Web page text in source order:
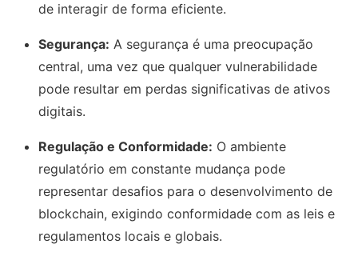
de interagir de forma eficiente.
Segurança: A segurança é uma preocupação
central, uma vez que qualquer vulnerabilidade
pode resultar em perdas significativas de ativos
digitais.
Regulação e Conformidade: O ambiente
regulatório em constante mudança pode
representar desafios para o desenvolvimento de
blockchain, exigindo conformidade com as leis e
regulamentos locais e globais.